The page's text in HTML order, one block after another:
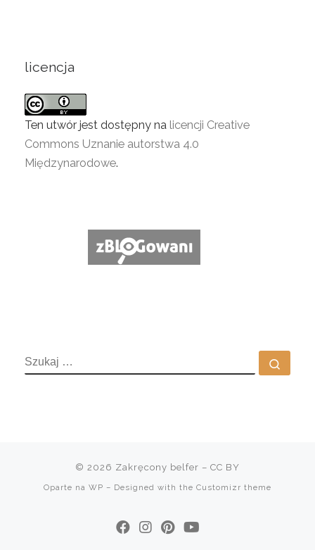
licencja
Ten utwór jest dostępny na licencji Creative
Commons Uznanie autorstwa 4.0
Międzynarodowe.
SZUKAJ
© 2026 Zakręcony belfer – CC BY
Oparte na WP – Designed with the Customizr theme